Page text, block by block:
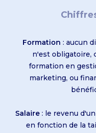
Lifestyle
MSc Supply
MSc
MSc
Formation : aucun
n'est obligatoire,
formation en
marketing, ou
Salaire: le revenu
en fonction de la